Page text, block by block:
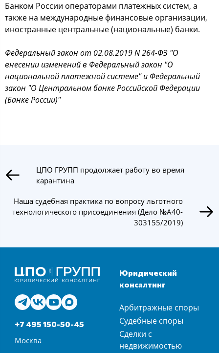
Банком России операторами платежных систем, а
также на международные финансовые организации,
иностранные центральные (национальные) банки.
Федеральный закон от 02.08.2019 N 264-ФЗ "О
внесении изменений в Федеральный закон "О
национальной платежной системе" и Федеральный
закон "О Центральном банке Российской Федерации
(Банке России)"
ЦПО ГРУПП продолжает работу во время
карантина
Наша судебная практика по вопросу льготного
технологического присоединения (Дело №А40-
303155/2019)
+7 495 150-50-45
Москва
Юридический
консалтинг
Арбитражные споры
Судебные споры
Сделки с
недвижимостью